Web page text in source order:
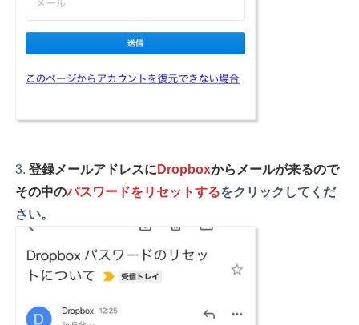
登録メールアドレスに Dropboxからメールが来るので
その中のパスワードをリセットするをクリックしてくだ
さい。